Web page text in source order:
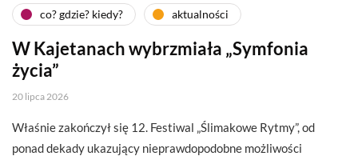
co? gdzie? kiedy? aktualności
W Kajetanach wybrzmiała „Symfonia
życia”
20 lipca 2026
Właśnie zakończył się 12. Festiwal „Ślimakowe Rytmy”, od
ponad dekady ukazujący nieprawdopodobne możliwości